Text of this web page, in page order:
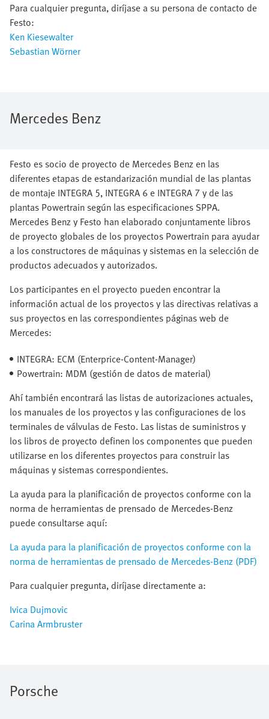
Para cualquier pregunta, diríjase a su persona de contacto de
Festo:
Ken Kiesewalter
Sebastian Wörner
Mercedes Benz
Festo es socio de proyecto de Mercedes Benz en las
diferentes etapas de estandarización mundial de las plantas
de montaje INTEGRA 5, INTEGRA 6 e INTEGRA 7 y de las
plantas Powertrain según las especificaciones SPPA.
Mercedes Benz y Festo han elaborado conjuntamente libros
de proyecto globales de los proyectos Powertrain para ayudar
a los constructores de máquinas y sistemas en la selección de
productos adecuados y autorizados.
Los participantes en el proyecto pueden encontrar la
información actual de los proyectos y las directivas relativas a
sus proyectos en las correspondientes páginas web de
Mercedes:
INTEGRA: ECM (Enterprice-Content-Manager)
Powertrain: MDM (gestión de datos de material)
Ahí también encontrará las listas de autorizaciones actuales,
los manuales de los proyectos y las configuraciones de los
terminales de válvulas de Festo. Las listas de suministros y
los libros de proyecto definen los componentes que pueden
utilizarse en los diferentes proyectos para construir las
máquinas y sistemas correspondientes.
La ayuda para la planificación de proyectos conforme con la
norma de herramientas de prensado de Mercedes-Benz
puede consultarse aquí:
La ayuda para la planificación de proyectos conforme con la
norma de herramientas de prensado de Mercedes-Benz (PDF)
Para cualquier pregunta, diríjase directamente a:
Ivica Dujmovic
Carina Armbruster
Porsche